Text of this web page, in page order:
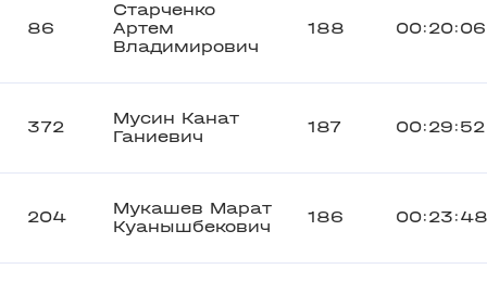
86
Старченко
Артем
Владимирович
188 00:20:06
372
Мусин Канат
Ганиевич
187 00:29:52
204
Мукашев Марат
Куанышбекович
186 00:23:48